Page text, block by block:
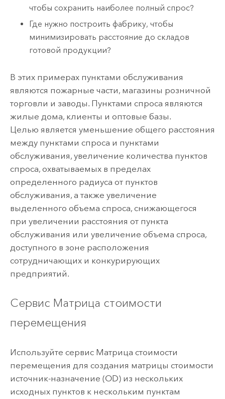
чтобы сохранить наиболее полный спрос?
Где нужно построить фабрику, чтобы
минимизировать расстояние до складов
готовой продукции?
В этих примерах пунктами обслуживания
являются пожарные части, магазины розничной
торговли и заводы. Пунктами спроса являются
жилые дома, клиенты и оптовые базы.
Целью является уменьшение общего расстояния
между пунктами спроса и пунктами
обслуживания, увеличение количества пунктов
спроса, охватываемых в пределах
определенного радиуса от пунктов
обслуживания, а также увеличение
выделенного объема спроса, снижающегося
при увеличении расстояния от пункта
обслуживания или увеличение объема спроса,
доступного в зоне расположения
сотрудничающих и конкурирующих
предприятий.
Сервис Матрица стоимости
перемещения
Используйте сервис Матрица стоимости
перемещения для создания матрицы стоимости
источник-назначение (OD) из нескольких
исходных пунктов к нескольким пунктам